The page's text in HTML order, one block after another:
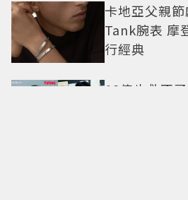
卡地亞父親節
Tank腕表 摩
行經典
18億也救不